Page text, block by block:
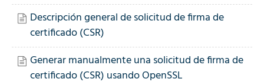
Descripción general de solicitud de firma de
certificado (CSR)
Generar manualmente una solicitud de firma de
certificado (CSR) usando OpenSSL